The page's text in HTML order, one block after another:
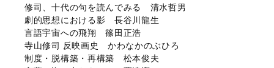
修司、十代の句を読んでみる 清水哲男
劇的思想における影 長谷川龍生
言語宇宙への飛翔 篠田正浩
寺山修司 反映画史 かわなかのぶひろ
制度・脱構築・再構築 松本俊夫